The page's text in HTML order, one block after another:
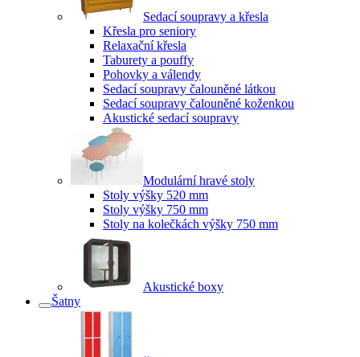
Sedací soupravy a křesla
Křesla pro seniory
Relaxační křesla
Taburety a pouffy
Pohovky a válendy
Sedací soupravy čalouněné látkou
Sedací soupravy čalouněné koženkou
Akustické sedací soupravy
Modulární hravé stoly
Stoly výšky 520 mm
Stoly výšky 750 mm
Stoly na kolečkách výšky 750 mm
Akustické boxy
Šatny